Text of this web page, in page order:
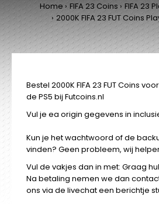
Home FIFA 23 Coins
FIFA 23
2000K FIFA 23 FUT Coins
Bestel 2000K FIFA 23 FUT Coins
de PS5 bij Futcoins.nl
Vul je ea origin gegevens in
Kun je het wachtwoord of de
vinden? Geen probleem, wij
Vul de vakjes dan in met: Graag
Na betaling nemen we dan
ons via de livechat een berichtje